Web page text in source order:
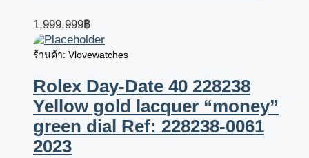
1,999,999฿
ร้านค้า: Vlovewatches
Rolex Day-Date 40 228238
Yellow gold lacquer “money”
green dial Ref: 228238-0061
2023